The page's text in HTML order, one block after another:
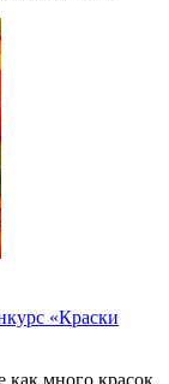
«Краски
много красок